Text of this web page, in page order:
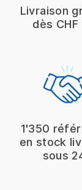
Livraison
dès CHF
1'350
en stock
sous